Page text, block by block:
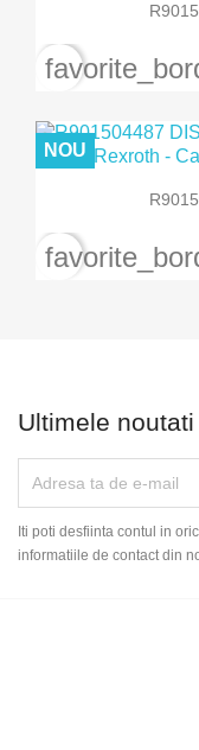
NOU
Ultimele
Iti poti desfiinta contul in
informatiile de contact din